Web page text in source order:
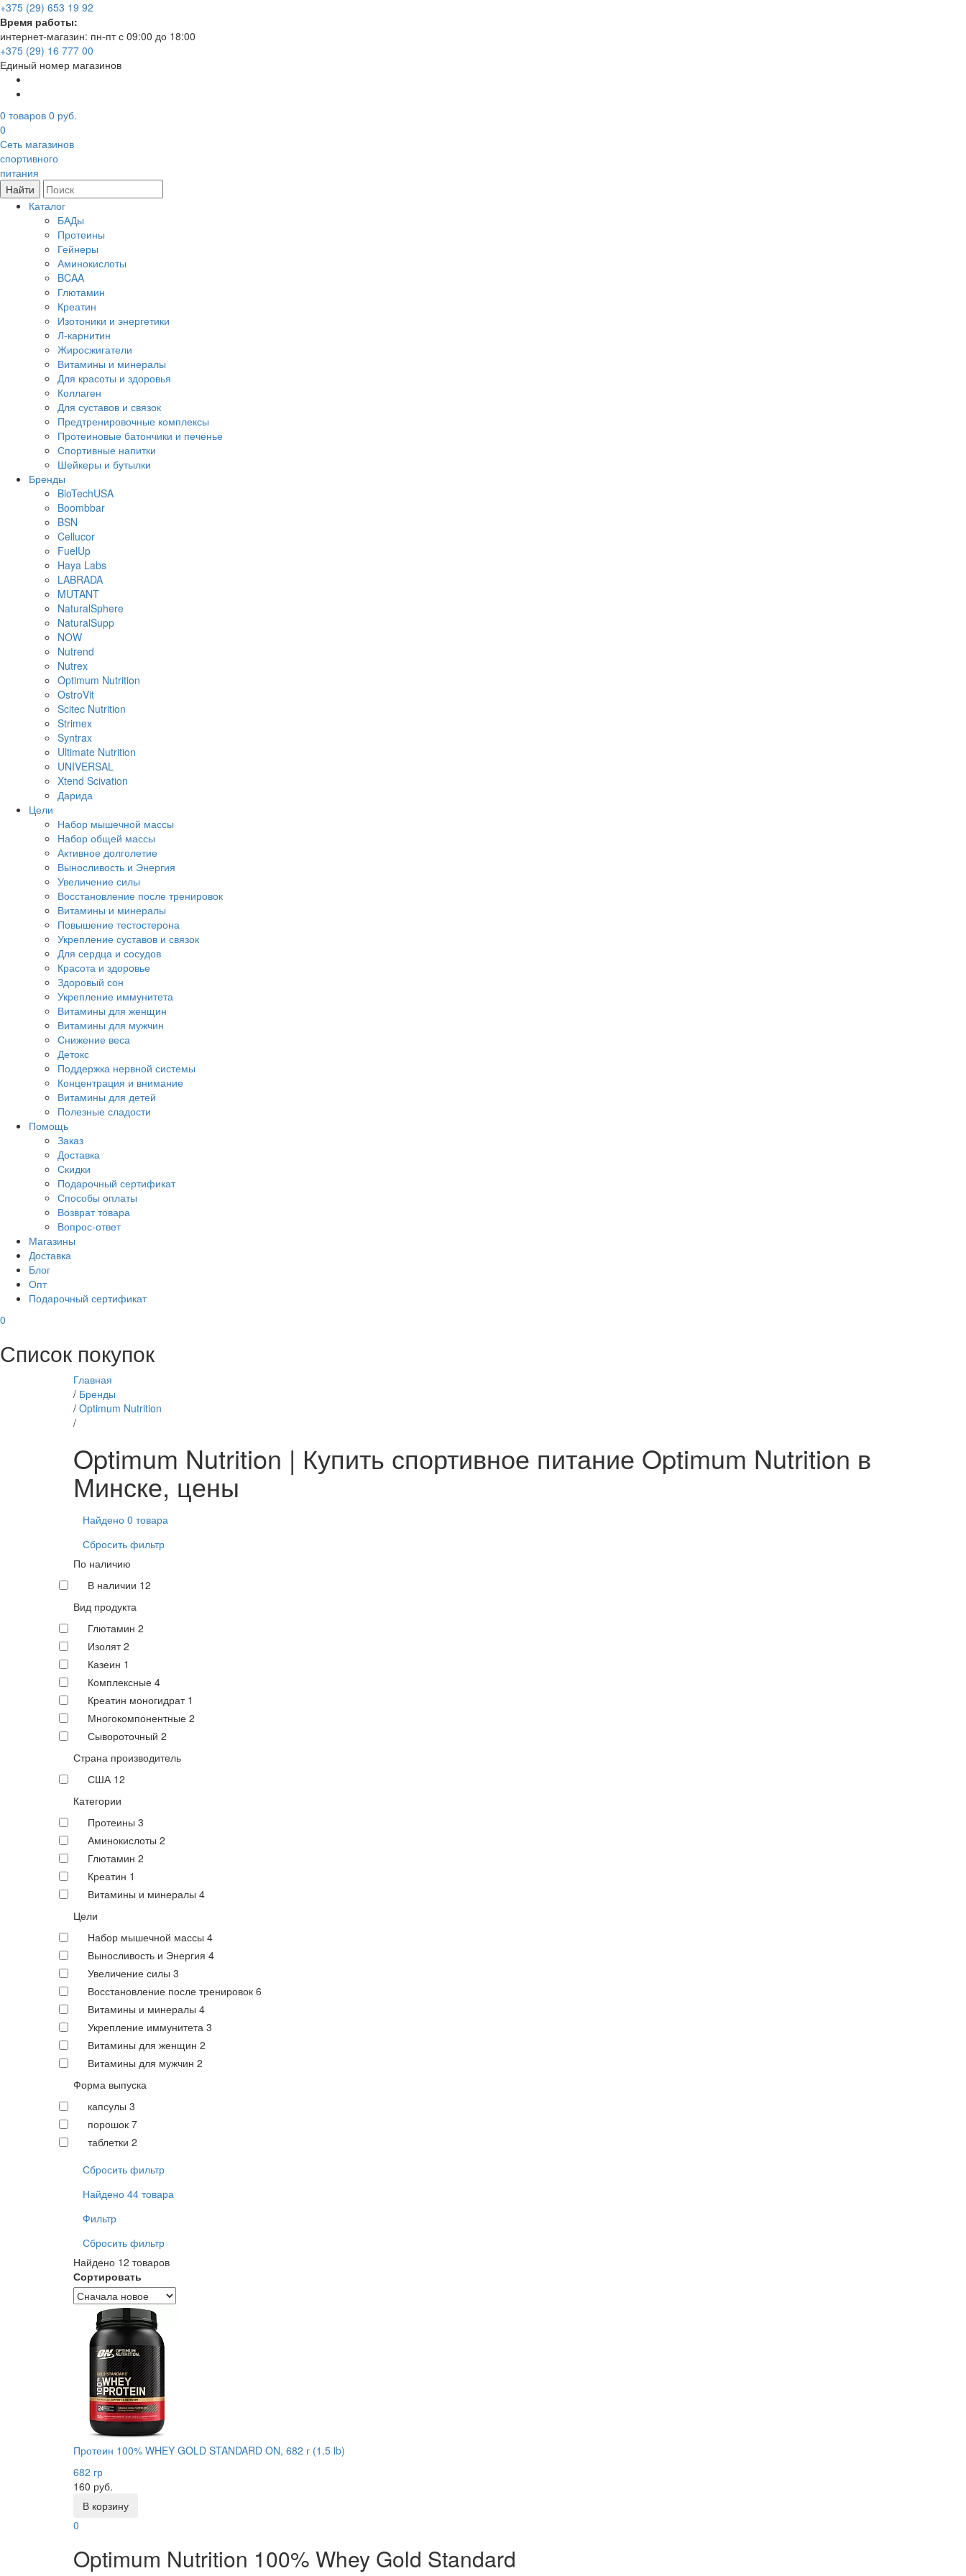
+375 (29) 653 19 92
Время работы:
интернет-магазин: пн-пт с 09:00 до 18:00
+375 (29) 16 777 00
Единый номер магазинов
0 товаров 0 руб.
0
Сеть магазинов
спортивного
питания
Найти
Каталог
БАДы
Протеины
Гейнеры
Аминокислоты
BCAA
Глютамин
Креатин
Изотоники и энергетики
Л-карнитин
Жиросжигатели
Витамины и минералы
Для красоты и здоровья
Коллаген
Для суставов и связок
Предтренировочные комплексы
Протеиновые батончики и печенье
Спортивные напитки
Шейкеры и бутылки
Бренды
BioTechUSA
Boombbar
BSN
Cellucor
FuelUp
Haya Labs
LABRADA
MUTANT
NaturalSphere
NaturalSupp
NOW
Nutrend
Nutrex
Optimum Nutrition
OstroVit
Scitec Nutrition
Strimex
Syntrax
Ultimate Nutrition
UNIVERSAL
Xtend Scivation
Дарида
Цели
Набор мышечной массы
Набор общей массы
Активное долголетие
Выносливость и Энергия
Увеличение силы
Восстановление после тренировок
Витамины и минералы
Повышение тестостерона
Укрепление суставов и связок
Для сердца и сосудов
Красота и здоровье
Здоровый сон
Укрепление иммунитета
Витамины для женщин
Витамины для мужчин
Снижение веса
Детокс
Поддержка нервной системы
Концентрация и внимание
Витамины для детей
Полезные сладости
Помощь
Заказ
Доставка
Скидки
Подарочный сертификат
Способы оплаты
Возврат товара
Вопрос-ответ
Магазины
Доставка
Блог
Опт
Подарочный сертификат
0
Список покупок
Главная
/ Бренды
/ Optimum Nutrition
/
Optimum Nutrition | Купить спортивное питание Optimum Nutrition в
Минске, цены
Найдено 0 товара
Сбросить фильтр
По наличию
В наличии 12
Вид продукта
Глютамин 2
Изолят2
Казеин 1
Комплексные 4
Креатин моногидрат 1
Многокомпонентные 2
Сывороточный 2
Страна производитель
США 12
Категории
Протеины 3
Аминокислоты 2
Глютамин 2
Креатин 1
Витамины и минералы 4
Цели
Набор мышечной массы 4
Выносливость и Энергия 4
Увеличение силы 3
Восстановление после тренировок 6
Витамины и минералы 4
Укрепление иммунитета 3
Витамины для женщин 2
Витамины для мужчин 2
Форма выпуска
капсулы 3
порошок 7
таблетки 2
Сбросить фильтр
Найдено 44 товара
Фильтр
Сбросить фильтр
Найдено 12 товаров
Сортировать
Протеин 100% WHEY GOLD STANDARD ON, 682 г (1.5 lb)
682 гр
160 руб.
В корзину
0
Optimum Nutrition 100% Whey Gold Standard